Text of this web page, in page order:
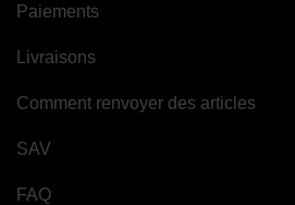
Paiements
Livraisons
Comment renvoyer des articles
SAV
FAQ